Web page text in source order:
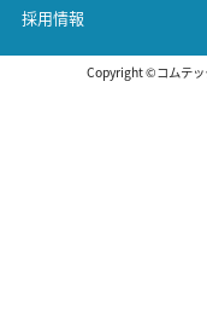
採用情報
Copyright ©コムテッ